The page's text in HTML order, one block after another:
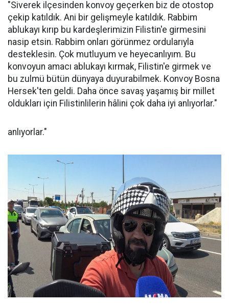
"Siverek ilçesinden konvoy geçerken biz de otostop
çekip katıldık. Ani bir gelişmeyle katıldık. Rabbim
ablukayı kırıp bu kardeşlerimizin Filistin'e girmesini
nasip etsin. Rabbim onları görünmez ordularıyla
desteklesin. Çok mutluyum ve heyecanlıyım. Bu
konvoyun amacı ablukayı kırmak, Filistin'e girmek ve
bu zulmü bütün dünyaya duyurabilmek. Konvoy Bosna
Hersek'ten geldi. Daha önce savaş yaşamış bir millet
oldukları için Filistinlilerin hâlini çok daha iyi anlıyorlar."
anlıyorlar."